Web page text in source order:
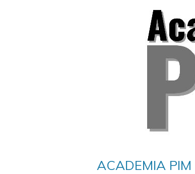
ACADEMIA PIM